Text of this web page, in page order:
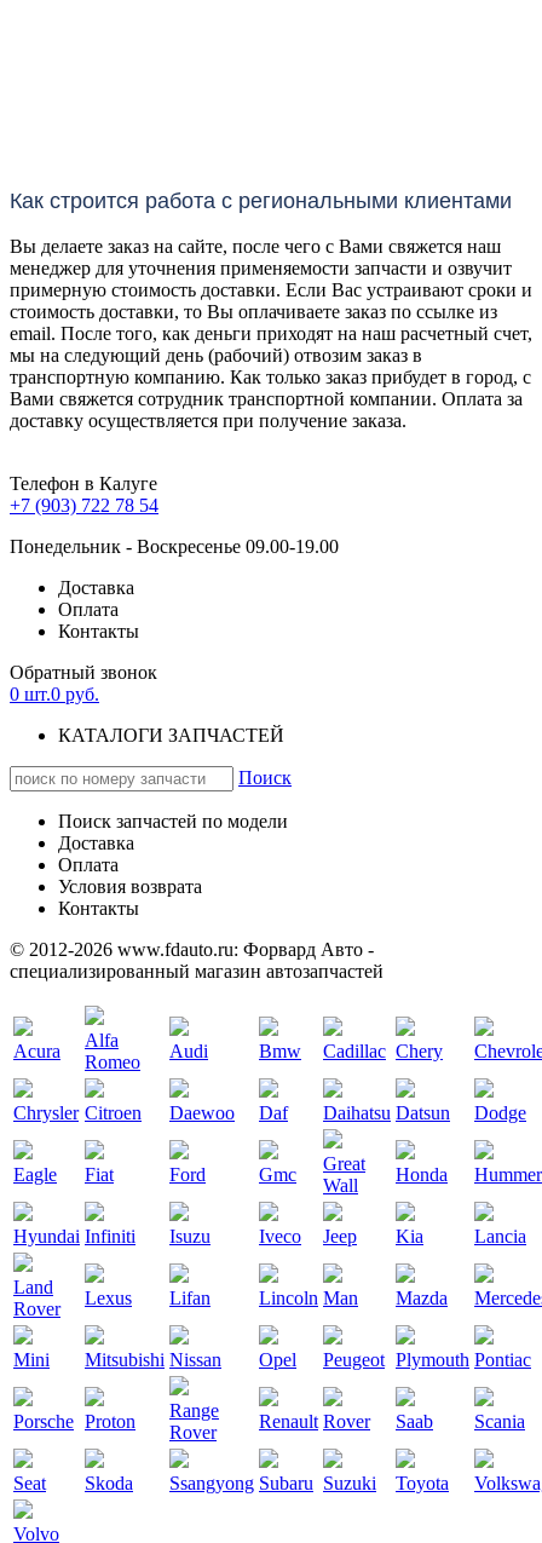
Как строится работа с региональными клиентами
Вы делаете заказ на сайте, после чего с Вами свяжется наш
менеджер для уточнения применяемости запчасти и озвучит
примерную стоимость доставки. Если Вас устраивают сроки и
стоимость доставки, то Вы оплачиваете заказ по ссылке из
email. После того, как деньги приходят на наш расчетный счет,
мы на следующий день (рабочий) отвозим заказ в
транспортную компанию. Как только заказ прибудет в город, с
Вами свяжется сотрудник транспортной компании. Оплата за
доставку осуществляется при получение заказа.
Телефон в Калуге
+7 (903) 722 78 54
Понедельник - Воскресенье 09.00-19.00
Доставка
Оплата
Контакты
Обратный звонок
0 шт.0 руб.
КАТАЛОГИ ЗАПЧАСТЕЙ
Поиск
Поиск запчастей по модели
Доставка
Оплата
Условия возврата
Контакты
© 2012-2026 www.fdauto.ru: Форвард Авто -
специализированный магазин автозапчастей
Acura
Alfa
Romeo
Audi Bmw Cadillac Chery
Chrysler Citroen Daewoo Daf Daihatsu Datsun Dodge
Eagle Fiat Ford Gmc
Great
Wall
Honda Hummer
Hyundai Infiniti Isuzu Iveco Jeep Kia Lancia
Land
Rover
Lexus Lifan Lincoln Man Mazda
Mini Mitsubishi Nissan Opel Peugeot Plymouth Pontiac
Porsche Proton
Range
Rover
Renault Rover Saab Scania
Seat Skoda Ssangyong Subaru Suzuki Toyota
Volvo